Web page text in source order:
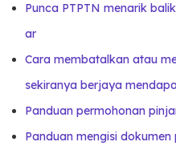
Punca PTPTN menarik
ar
Cara membatalkan atau
sekiranya berjaya
Panduan permohonan
Panduan mengisi dokumen